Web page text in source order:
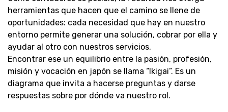
herramientas que hacen que el camino se llene de
oportunidades: cada necesidad que hay en nuestro
entorno permite generar una solución, cobrar por ella y
ayudar al otro con nuestros servicios.
Encontrar ese un equilibrio entre la pasión, profesión,
misión y vocación en japón se llama “Ikigai”. Es un
diagrama que invita a hacerse preguntas y darse
respuestas sobre por dónde va nuestro rol.